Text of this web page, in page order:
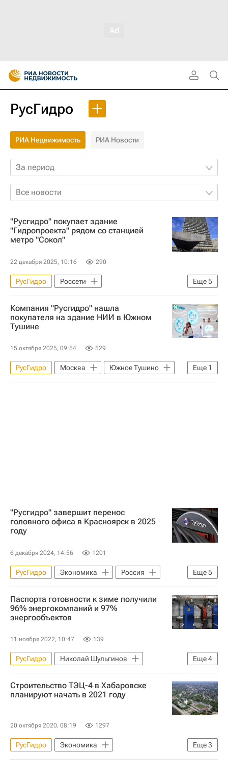
РусГидро
РИА Недвижимость РИА Новости
За период
Все новости
"Русгидро" покупает здание
"Гидропроекта" рядом со станцией
метро "Сокол"
22 декабря 2025, 10:16 290
Еще5
РусГидро
Россети
Российский аукционный дом
Россия
Ленинградское шоссе
Москва
Коммерческая недвижимость
Компания "Русгидро" нашла
покупателя на здание НИИ в Южном
Тушине
15 октября 2025, 09:54 529
Еще 1
РусГидро Москва
Южное Тушино
Коммерческая недвижимость
"Русгидро" завершит перенос
головного офиса в Красноярск в 2025
году
6 декабря 2024, 14:56 1201
Еще5
РусГидро Экономика
Россия
Красноярск
Москва
Анатолий Серышев
Владимир Путин
Новосибирская ГЭС
Паспорта готовности к зиме получили
96% энергокомпаний и 97%
энергообъектов
11 ноября 2022, 10:47 139
Еще4
РусГидро
Николай Шульгинов
Россия
ЖКХ
Отопление
Отопительный сезон 2022-2023 в России
Строительство ТЭЦ-4 в Хабаровске
планируют начать в 2021 году
20 октября 2020, 08:19 1297
Еще3
РусГидро
Экономика
Хабаровский край
Хабаровск